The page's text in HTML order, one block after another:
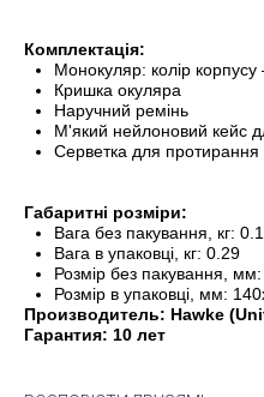
Комплектація:
Монокуляр: колір корпусу
Кришка окуляра
Наручний ремінь
М'який нейлоновий кейс
Серветка для протирання
Габаритні розміри:
Вага без пакування, кг:
Вага в упаковці, кг: 0.29
Розмір без пакування,
Розмір в упаковці, мм:
Производитель: Hawke
Гарантия: 10 лет